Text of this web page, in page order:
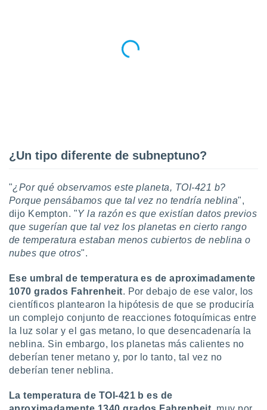
utilizar
crear un
uso de
la
contenido
de la
el
del
de
o a través
de
de
con el
¿Un tipo diferente de subneptuno?
"¿Por qué observamos este planeta, TOI-421 b?
Porque pensábamos que tal vez no tendría neblina",
dijo Kempton. "Y la razón es que existían datos previos
que sugerían que tal vez los planetas en cierto rango
de temperatura estaban menos cubiertos de neblina o
nubes que otros".
Ese umbral de temperatura es de aproximadamente
1070 grados Fahrenheit. Por debajo de ese valor, los
científicos plantearon la hipótesis de que se produciría
un complejo conjunto de reacciones fotoquímicas entre
la luz solar y el gas metano, lo que desencadenaría la
neblina. Sin embargo, los planetas más calientes no
deberían tener metano y, por lo tanto, tal vez no
deberían tener neblina.
La temperatura de TOI-421 b es de